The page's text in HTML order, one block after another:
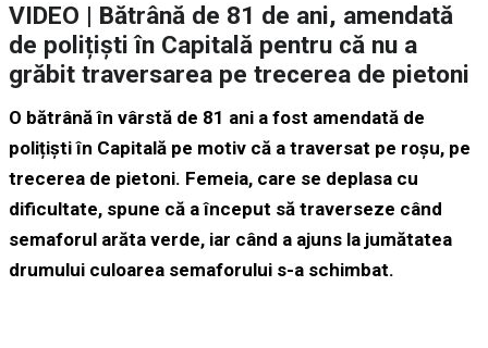
VIDEO | Bătrână de 81 de ani, amendată
de polițiști în Capitală pentru că nu a
grăbit traversarea pe trecerea de pietoni
O bătrână în vârstă de 81 ani a fost amendată de
polițiști în Capitală pe motiv că a traversat pe roșu, pe
trecerea de pietoni. Femeia, care se deplasa cu
dificultate, spune că a început să traverseze când
semaforul arăta verde, iar când a ajuns la jumătatea
drumului culoarea semaforului s-a schimbat.